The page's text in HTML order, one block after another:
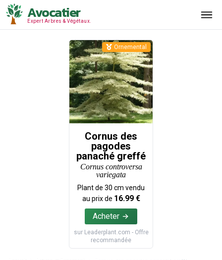
Avocatier
Expert Arbres & Végétaux.
Cornus des
pagodes
panaché greffé
Cornus controversa
variegata
Plant de 30 cm vendu
au prix de 16.99€
Acheter
sur Leaderplant.com - Offre
recommandée
Ornemental